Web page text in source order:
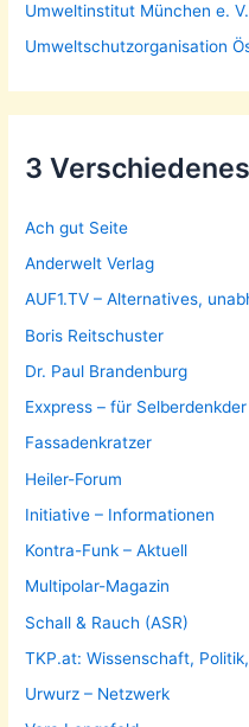
Umweltinstitut München e. V.
Umweltschutzorganisation
3 Verschiedenes
Ach gut Seite
Anderwelt Verlag
AUF1.TV – Alternatives,
Boris Reitschuster
Dr. Paul Brandenburg
Exxpress – für Selberdenkder
Fassadenkratzer
Heiler-Forum
Initiative – Informationen
Kontra-Funk – Aktuell
Multipolar-Magazin
Schall & Rauch (ASR)
TKP.at: Wissenschaft,
Urwurz – Netzwerk